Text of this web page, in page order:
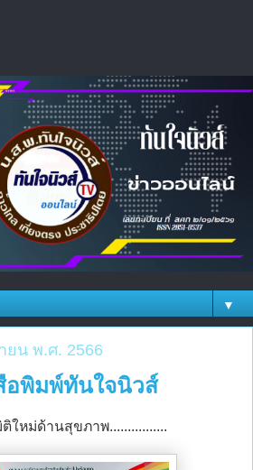
▼
น พ.ศ. 2566
อพิมพ์ทันใจนิวส์
ใหม่ด้านสุขภาพ................